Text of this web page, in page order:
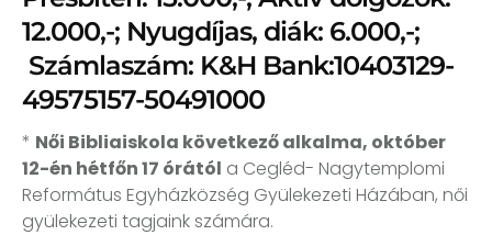
12.000,-; Nyugdíjas, diák: 6.000,-;
Számlaszám: K&H Bank:10403129-
49575157-50491000
* Női Bibliaiskola következő alkalma, október
12-én hétfőn 17 órától a Cegléd- Nagytemplomi
Református Egyházközség Gyülekezeti Házában, női
gyülekezeti tagjaink számára.